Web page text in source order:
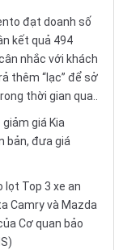
đạt doanh số
kết quả 494
nhắc với khách
thêm “lạc” để sở
thời gian qua..
giá Kia
bản, đưa giá
lọt Top 3 xe an
Camry và Mazda
Cơ quan bảo